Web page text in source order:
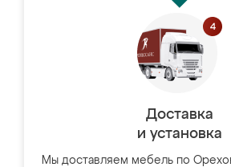
Доставка
и установка
Мы доставляем мебель по